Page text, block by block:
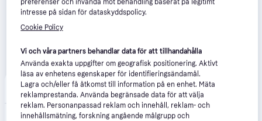
Compumail 4.6 (87)
39 kr frakt,1-2 dagar
preferenser och invända mot behandling baserat på legitimt
intresse på sidan för dataskyddspolicy.
Cookie Policy
Vi och våra partners behandlar data för att tillhandahålla
Använda exakta uppgifter om geografisk positionering. Aktivt
läsa av enhetens egenskaper för identifieringsändamål.
Lagra och/eller få åtkomst till information på en enhet. Mäta
reklamprestanda. Använda begränsade data för att välja
reklam. Personanpassad reklam och innehåll, reklam- och
innehållsmätning, forskning angående målgrupp och